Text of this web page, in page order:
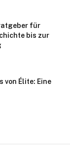
für
bis zur
von Élite: Eine